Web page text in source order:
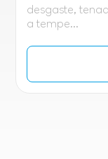
desgaste,
a tempe...